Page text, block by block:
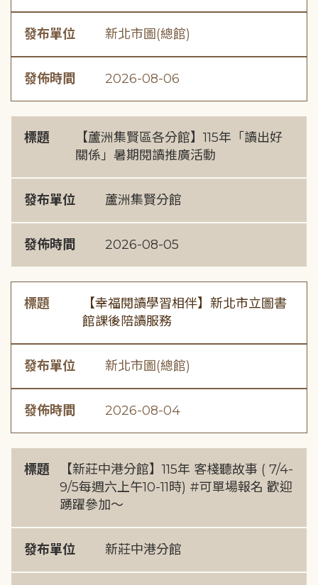
發布單位 新北市圖(總館)
發佈時間 2026-08-06
標題
【蘆洲集賢區各分館】115年「讀出好
關係」暑期閱讀推廣活動
發布單位 蘆洲集賢分館
發佈時間 2026-08-05
標題
【幸福閱讀學習相伴】新北市立圖書
館課後陪讀服務
發布單位 新北市圖(總館)
發佈時間 2026-08-04
標題
【新莊中港分館】115年 客棧聽故事 ( 7/4-
9/5每週六上午10-11時) #可單場報名 歡迎
踴躍參加～
發布單位 新莊中港分館